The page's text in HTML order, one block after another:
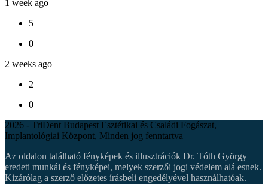
1 week ago
5
0
2 weeks ago
2
0
2026 - TriDent Budapest Esztétikai és Családi Fogászat,
Implantológiai Központ, Minden jog fenntartva
Az oldalon található fényképek és illusztrációk Dr. Tóth György
eredeti munkái és fényképei, melyek szerzői jogi védelem alá esnek.
Kizárólag a szerző előzetes írásbeli engedélyével használhatóak.